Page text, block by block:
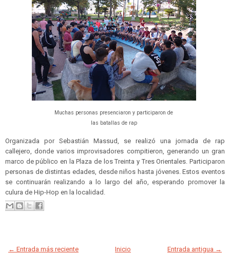
Muchas personas presenciaron y participaron de
las batallas de rap
Organizada por Sebastián Massud, se realizó una jornada de rap
callejero, donde varios improvisadores compitieron, generando un gran
marco de público en la Plaza de los Treinta y Tres Orientales. Participaron
personas de distintas edades, desde niños hasta jóvenes. Estos eventos
se continuarán realizando a lo largo del año, esperando promover la
culura de Hip-Hop en la localidad.
← Entrada más reciente Entrada antigua →
Inicio